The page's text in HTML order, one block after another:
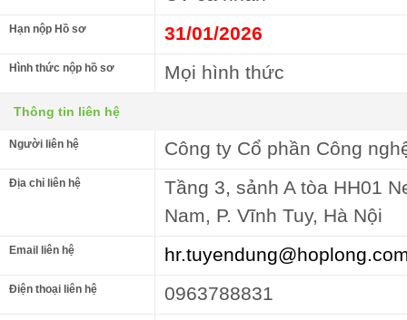
Hạn nộp Hồ sơ 31/01/2026
Hình thức nộp hồ sơ Mọi hình thức
Thông tin liên hệ
Người liên hệ Công ty Cổ phần Công
Địa chỉ liên hệ
Tầng 3, sảnh A tòa HH01
Nam, P. Vĩnh Tuy, Hà Nội
Email liên hệ
Điện thoại liên hệ 0963788831